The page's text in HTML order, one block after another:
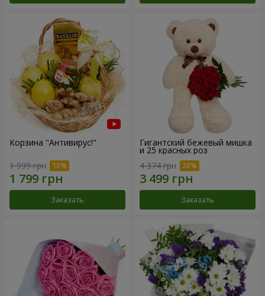
Корзина "Антивирус!"
1 999 грн
Заказать
Гигантский бежевый мишка
и 25 красных роз
4 374 грн
Заказать